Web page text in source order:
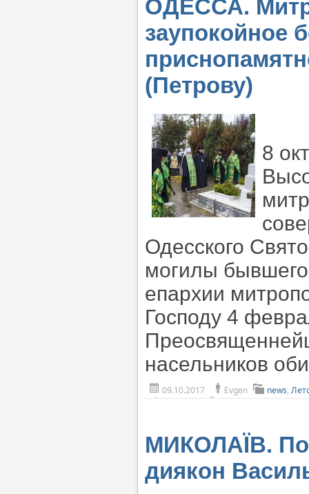
ОДЕССА.
заупокойное
(Петрову)
8
Одесского
могилы
епархии
Господу 4
насельников
09.10.2017 Evgen news,
МИКОЛАЇВ.
диякон